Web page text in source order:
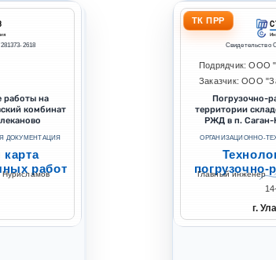
2618
работы на
комбинат
ДОКУМЕНТАЦИЯ
карта
работ
Свидетельство
Подрядчик: ООО
Заказчик: ООО
Погрузочно-
территории
РЖД в п. Саган-
ТК ПРР
ОРГАНИЗАЦИОННО-
погрузочно-
Главный инженер
г.